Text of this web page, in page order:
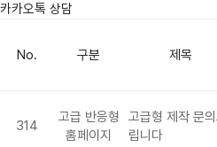
카카오톡 상담
No. 구분 제목
314
고급 반응형
홈페이지
고급형 제작 문
립니다